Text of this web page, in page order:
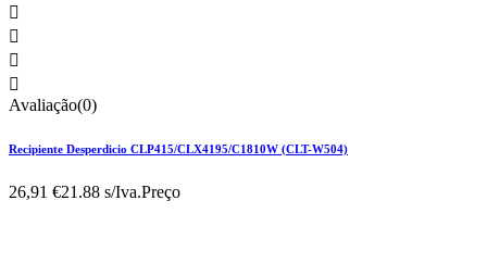




Avaliação(0)
Recipiente Desperdicio CLP415/CLX4195/C1810W (CLT-W504)
26,91 €21.88 s/Iva.Preço